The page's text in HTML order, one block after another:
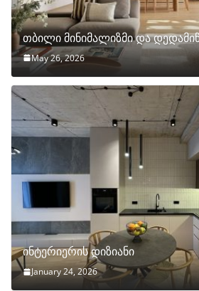
თბილი მინიმალიზმი და
May 26, 2026
ინტერიერის დიზიანი
January 24, 2026